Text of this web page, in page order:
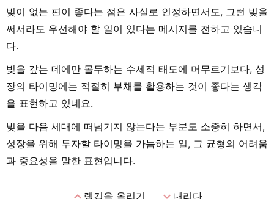
빚이 없는 편이 좋다는 점은 사실로 인정하면서도, 그런 빚을
써서라도 우선해야 할 일이 있다는 메시지를 전하고 있습니
다.
빚을 갚는 데에만 몰두하는 수세적 태도에 머무르기보다, 성
장의 타이밍에는 적절히 부채를 활용하는 것이 좋다는 생각
을 표현하고 있네요.
빚을 다음 세대에 떠넘기지 않는다는 부분도 소중히 하면서,
성장을 위해 투자할 타이밍을 가늠하는 일, 그 균형의 어려움
과 중요성을 말한 표현입니다.
랭킹을 올리기 내리다